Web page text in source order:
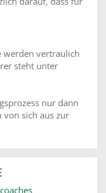
werden vertraulich
steht unter
nur dann
von sich aus zur